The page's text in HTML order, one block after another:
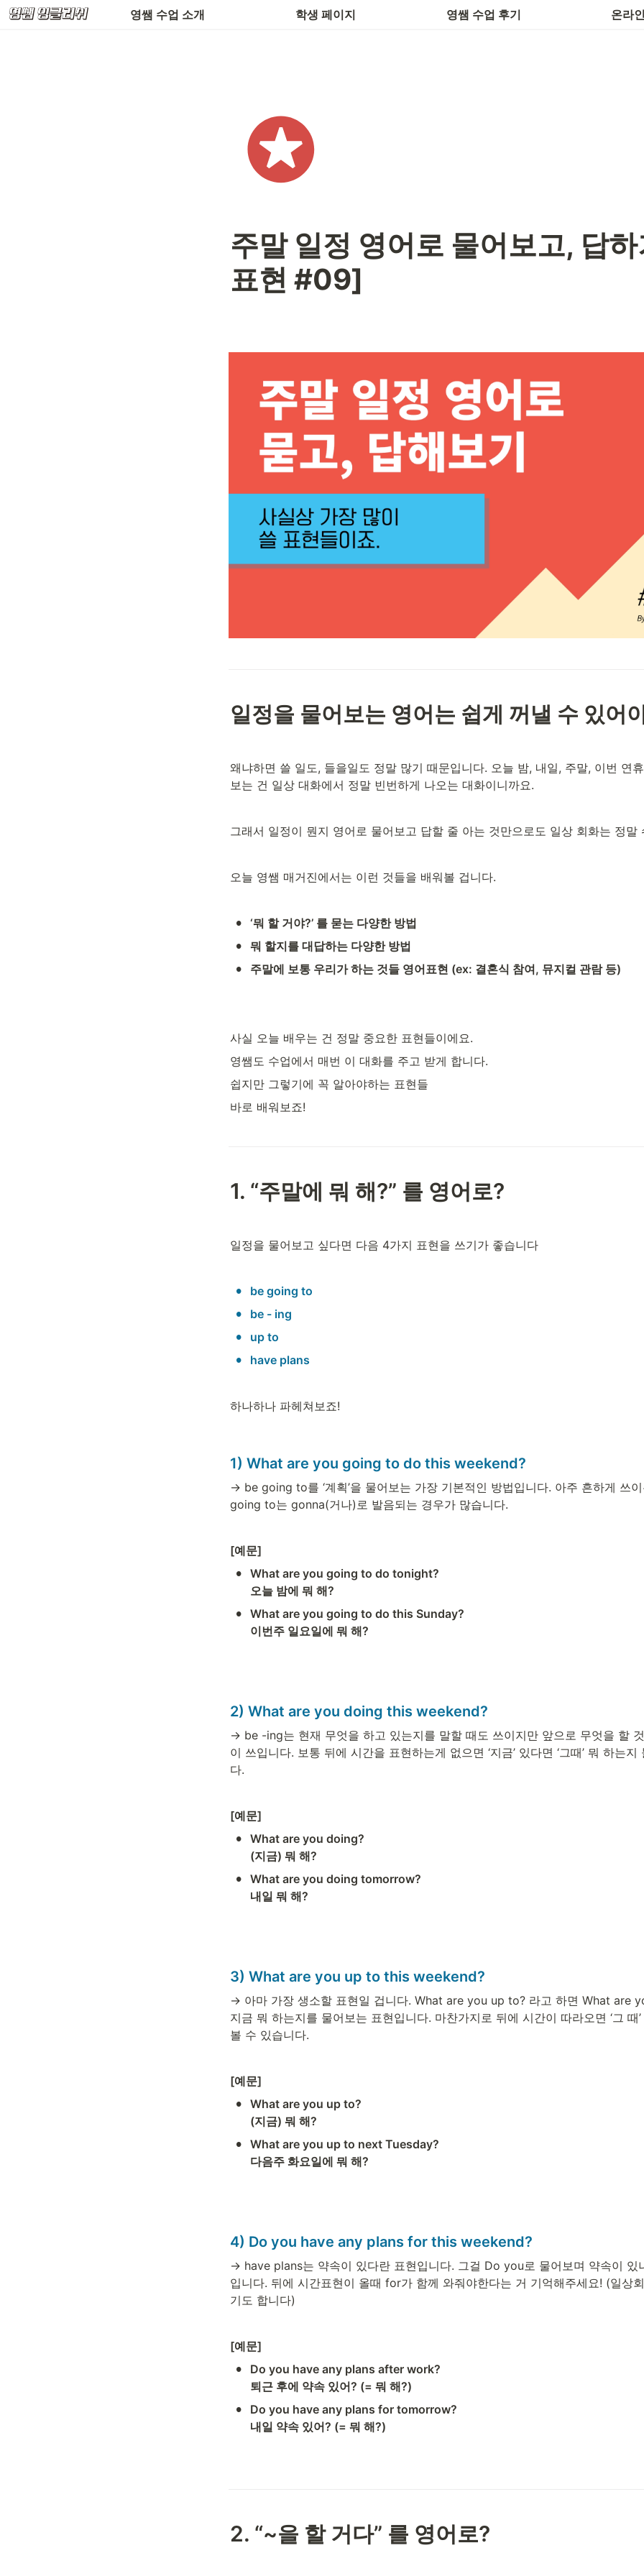
영쌤 수업 소개 학생 페이지 영쌤 수업 후기 온라
주말 일정 영어로 물어보고, 답
표현 #09]
일정을 물어보는 영어는 쉽게 꺼낼 수 있어
왜냐하면 쓸 일도, 들을일도 정말 많기 때문입니다. 오늘 밤, 내일, 주말, 이번 연
보는 건 일상 대화에서 정말 빈번하게 나오는 대화이니까요.
그래서 일정이 뭔지 영어로 물어보고 답할 줄 아는 것만으로도 일상 회화는 정말
오늘 영쌤 매거진에서는 이런 것들을 배워볼 겁니다.
• ‘뭐 할 거야?’ 를 묻는 다양한 방법
• 뭐 할지를 대답하는 다양한 방법
• 주말에 보통 우리가 하는 것들 영어표현 (ex: 결혼식 참여, 뮤지컬 관람 등)
사실 오늘 배우는 건 정말 중요한 표현들이에요.
영쌤도 수업에서 매번 이 대화를 주고 받게 합니다.
쉽지만 그렇기에 꼭 알아야하는 표현들
바로 배워보죠!
1. “주말에 뭐 해?” 를 영어로?
일정을 물어보고 싶다면 다음 4가지 표현을 쓰기가 좋습니다
• be going to
• be - ing
• up to
• have plans
하나하나 파헤쳐보죠!
1) What are you going to do this weekend?
→ be going to를 ‘계획’을 물어보는 가장 기본적인 방법입니다. 아주 흔하게 쓰
going to는 gonna(거나)로 발음되는 경우가 많습니다.
[예문]
• What are you going to do tonight?
오늘 밤에 뭐 해?
• What are you going to do this Sunday?
이번주 일요일에 뭐 해?
2) What are you doing this weekend?
→ be -ing는 현재 무엇을 하고 있는지를 말할 때도 쓰이지만 앞으로 무엇을 할
이 쓰입니다. 보통 뒤에 시간을 표현하는게 없으면 ‘지금’ 있다면 ‘그때’ 뭐 하는
다.
[예문]
• What are you doing?
(지금) 뭐 해?
• What are you doing tomorrow?
내일 뭐 해?
3) What are you up to this weekend?
→ 아마 가장 생소할 표현일 겁니다. What are you up to? 라고 하면 What are
지금 뭐 하는지를 물어보는 표현입니다. 마찬가지로 뒤에 시간이 따라오면 ‘그 때
볼 수 있습니다.
[예문]
• What are you up to?
(지금) 뭐 해?
• What are you up to next Tuesday?
다음주 화요일에 뭐 해?
4) Do you have any plans for this weekend?
→ have plans는 약속이 있다란 표현입니다. 그걸 Do you로 물어보며 약속이 있
입니다. 뒤에 시간표현이 올때 for가 함께 와줘야한다는 거 기억해주세요! (일상
기도 합니다)
[예문]
•
Do you have any plans after work?
퇴근 후에 약속 있어? (= 뭐 해?)
•
Do you have any plans for tomorrow?
내일 약속 있어? (= 뭐 해?)
2. “~을 할 거다” 를 영어로?